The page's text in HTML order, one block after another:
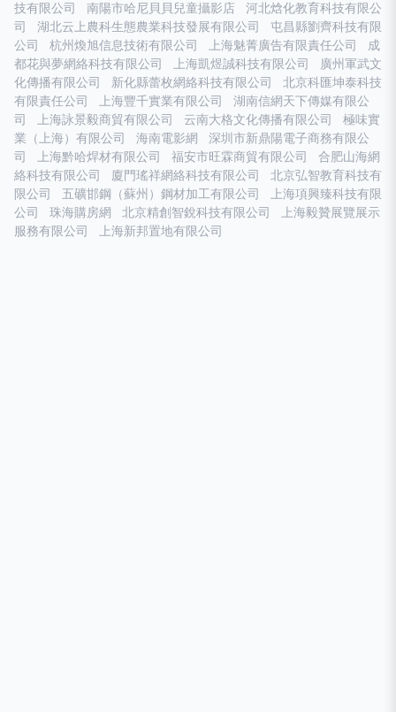
技有限公司
南陽市哈尼貝貝兒童攝影店
河北焓化教育科技有限公
司
湖北云上農科生態農業科技發展有限公司
屯昌縣劉齊科技有限
公司
杭州煥旭信息技術有限公司 上海魅菁廣告有限責任公司
成
都花與夢網絡科技有限公司
上海凱煜誠科技有限公司
廣州軍武文
化傳播有限公司
新化縣蕾枚網絡科技有限公司
北京科匯坤泰科技
有限責任公司
上海豐千實業有限公司
湖南信網天下傳媒有限公
司
上海詠景毅商貿有限公司 云南大格文化傳播有限公司
極味實
業（上海）有限公司
海南電影網
深圳市新鼎陽電子商務有限公
司
上海黔哈焊材有限公司 福安市旺霖商貿有限公司
合肥山海網
絡科技有限公司
廈門瑤祥網絡科技有限公司
北京弘智教育科技有
限公司
五礦邯鋼（蘇州）鋼材加工有限公司
上海項興臻科技有限
公司
珠海購房網 北京精創智銳科技有限公司
上海毅贊展覽展示
服務有限公司
上海新邦置地有限公司